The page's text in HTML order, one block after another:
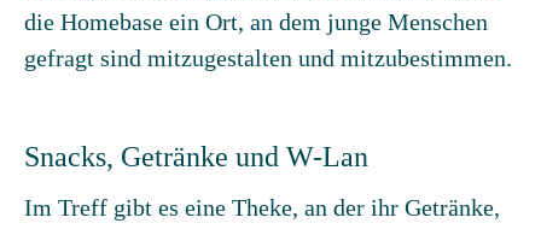
die Homebase ein Ort, an dem junge Menschen
gefragt sind mitzugestalten und mitzubestimmen.
Snacks, Getränke und W-Lan
Im Treff gibt es eine Theke, an der ihr Getränke,